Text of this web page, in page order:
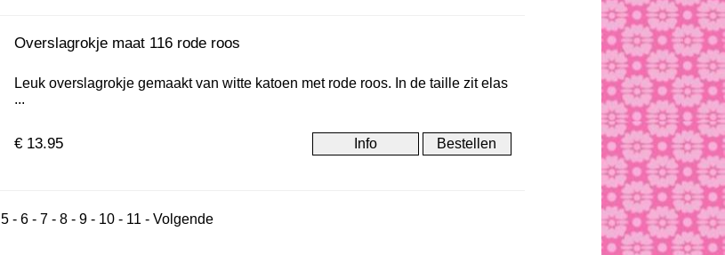
Overslagrokje maat 116 rode roos
Leuk overslagrokje gemaakt van witte katoen met rode roos. In de taille zit elas
...
€ 13.95
5- 6- 7- 8- 9- 10- 11 - Volgende